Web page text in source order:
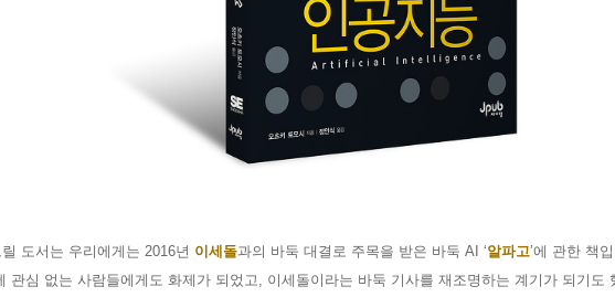
도서는 우리에게는 2016년 이세돌과의 바둑 대결로 주목을 받은 바둑 AI ‘알파고’에 관한 책
관심 없는 사람들에게도 화제가 되었고, 이세돌이라는 바둑 기사를 재조명하는 계기가 되기도